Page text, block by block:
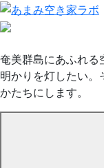
コ
ン
ン
ツ
へ
奄美群島にあふれる
明かりを灯したい
かたちにします。